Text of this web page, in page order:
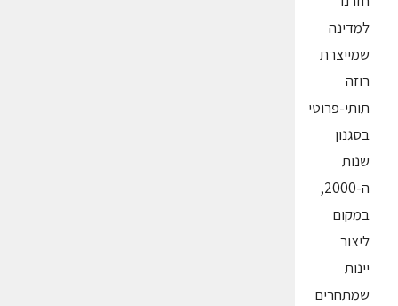
למדינה
שמייצרת
רוזה
תותי-פרוטי
בסגנון
שנות
ה-2000,
במקום
ליצור
יינות
שמתחרים